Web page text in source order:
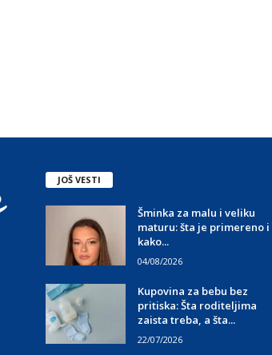
JOŠ VESTI
Šminka za malu i veliku
maturu: šta je primereno i
kako...
04/08/2026
Kupovina za bebu bez
pritiska: Šta roditeljima
zaista treba, a šta...
22/07/2026